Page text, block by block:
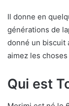
Il donne en
générations de
donné un biscuit
aimez les
Qui est